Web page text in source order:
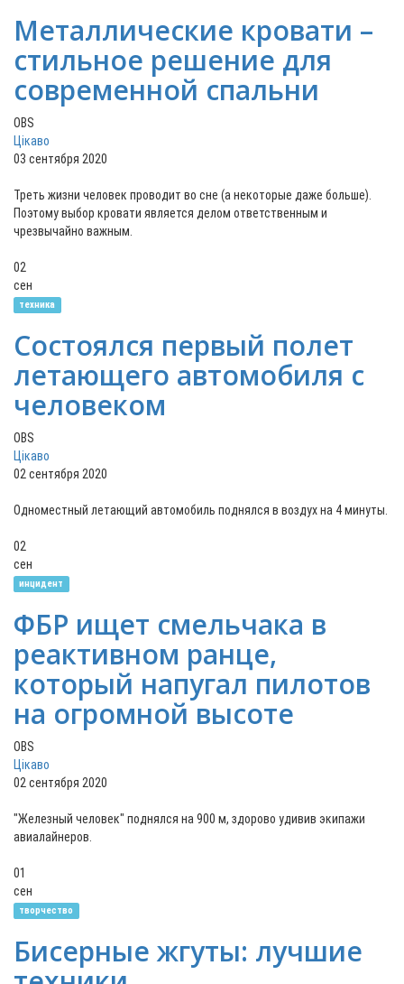
Металлические кровати –
стильное решение для
современной спальни
OBS
Цікаво
03 сентября 2020
Треть жизни человек проводит во сне (а некоторые даже больше).
Поэтому выбор кровати является делом ответственным и
чрезвычайно важным.
02
сен
техника
Состоялся первый полет
летающего автомобиля с
человеком
OBS
Цікаво
02 сентября 2020
Одноместный летающий автомобиль поднялся в воздух на 4 минуты.
02
сен
инцидент
ФБР ищет смельчака в
реактивном ранце,
который напугал пилотов
на огромной высоте
OBS
Цікаво
02 сентября 2020
"Железный человек" поднялся на 900 м, здорово удивив экипажи
авиалайнеров.
01
сен
творчество
Бисерные жгуты: лучшие